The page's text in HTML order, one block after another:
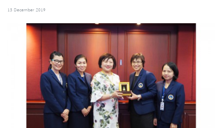
13 December 2019